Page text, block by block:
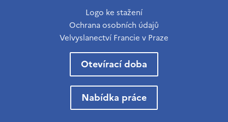
Logo ke stažení
Ochrana osobních údajů
Velvyslanectví Francie v Praze
Otevírací doba
Nabídka práce